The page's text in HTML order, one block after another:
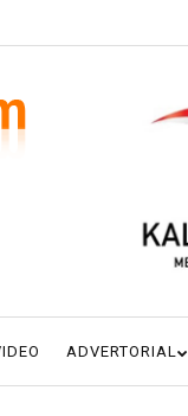
ADVERTORIAL